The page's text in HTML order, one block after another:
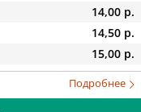
14,00 р.
14,50 р.
15,00 р.
Подробнее